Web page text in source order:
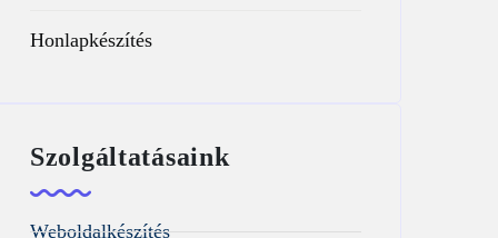
Honlapkészítés
Szolgáltatásaink
Weboldalkészítés